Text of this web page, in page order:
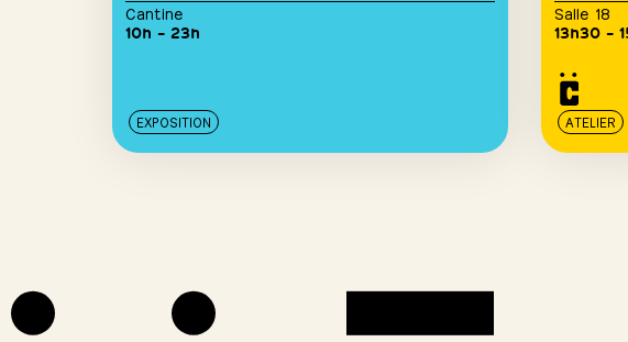
Cantine
10h – 23h
EXPOSITION
Salle 18
13h30 –
ATELIER